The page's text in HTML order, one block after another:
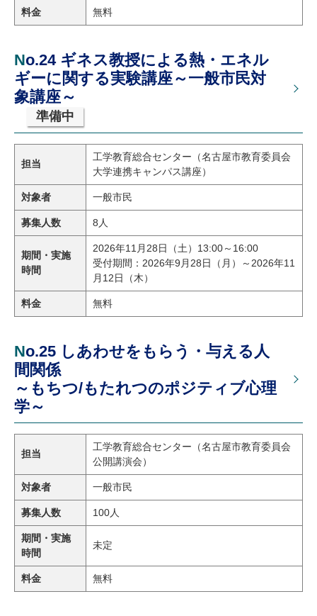
料金 無料
No.24 ギネス教授による熱・エネル
ギーに関する実験講座～一般市民対
象講座～
準備中
担当
工学教育総合センター（名古屋市教育委員会
大学連携キャンパス講座）
対象者 一般市民
募集人数 8人
期間・実施
時間
2026年11月28日（土）13:00～16:00
受付期間：2026年9月28日（月）～2026年11
月12日（木）
料金 無料
No.25 しあわせをもらう・与える人
間関係
～もちつ/もたれつのポジティブ心理
学～
担当
工学教育総合センター（名古屋市教育委員会
公開講演会）
対象者 一般市民
募集人数 100人
期間・実施
時間
未定
料金 無料